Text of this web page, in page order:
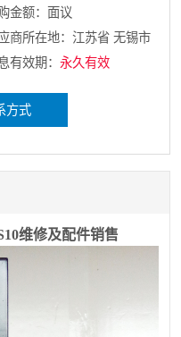
金额：面议
商所在地：江苏省 无锡市
有效期： 永久有效
方式
维修及配件销售